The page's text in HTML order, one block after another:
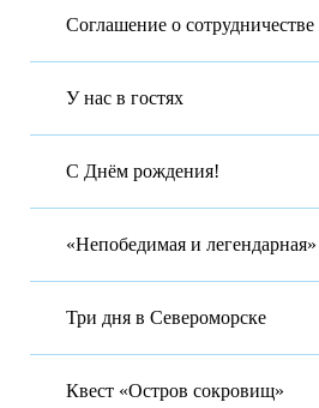
Соглашение о сотрудничестве
У нас в гостях
С Днём рождения!
«Непобедимая и легендарная»
Три дня в Североморске
Квест «Остров сокровищ»